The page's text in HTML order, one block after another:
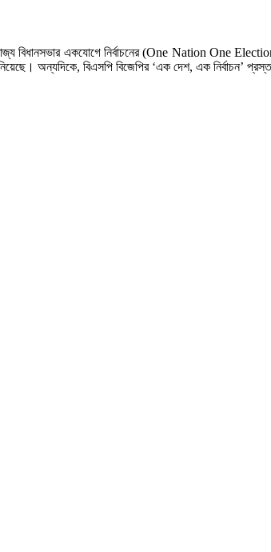
বিধানসভার একযোগে নির্বাচনের (One Nation One
অন্যদিকে, বিএসপি বিজেপির ‘এক দেশ, এক নির্বাচন’